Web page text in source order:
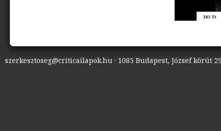
szerkesztoseg@criticailapok.hu · 1085 Budapest, József körút